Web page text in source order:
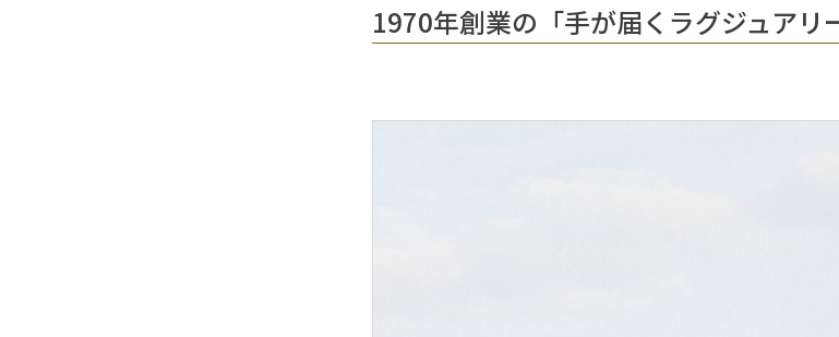
1970年創業の「手が届くラグジュア